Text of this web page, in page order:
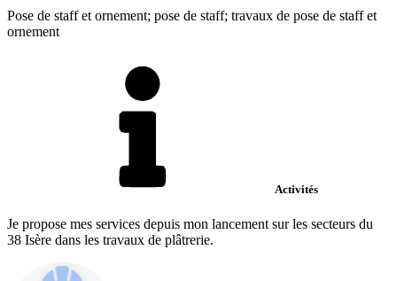
Pose de staff et ornement; pose de staff; travaux de pose de staff et
ornement
Activités
Je propose mes services depuis mon lancement sur les secteurs du
38 Isère dans les travaux de plâtrerie.